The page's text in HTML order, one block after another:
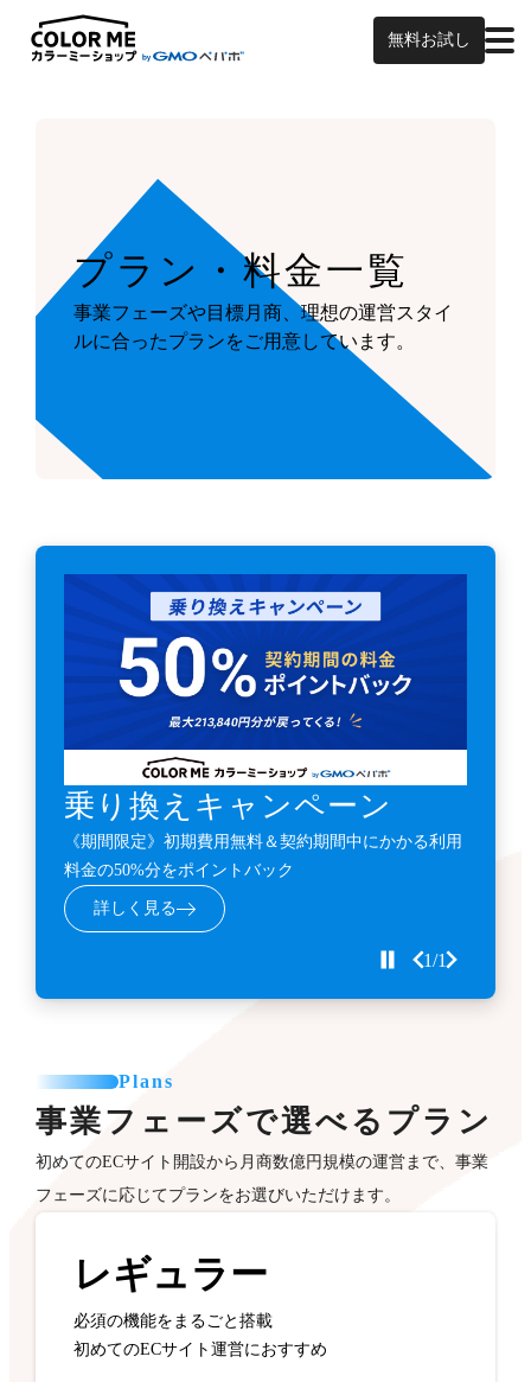
無料お試し
プラン・料金一覧
事業フェーズや目標月商、理想の運営スタイ
ルに合ったプランをご用意しています。
乗り換えキャンペーン
《期間限定》初期費用無料＆契約期間中にかかる利用
料金の50%分をポイントバック
詳しく見る
1/1
Plans
事業フェーズで選べるプラン
初めてのECサイト開設から月商数億円規模の運営まで、事業
フェーズに応じてプランをお選びいただけます。
レギュラー
必須の機能をまるごと搭載
初めてのECサイト運営におすすめ